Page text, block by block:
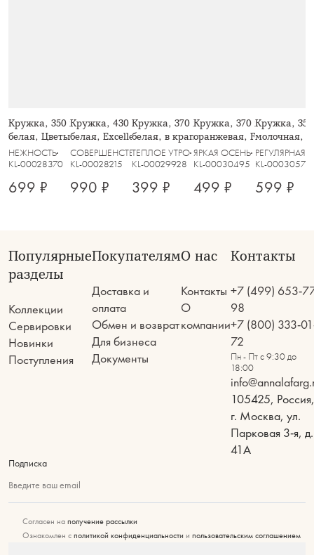
Кружка, 350 мл, 2 шт, фарфор P,
белая, Цветы и листья, Florance
НЕЖНОСТЬ
KL-00028370
699 ₽
Кружка, 430 мл, 2 шт, фарфор F,
белая, Excellence
СОВЕРШЕНСТВО
KL-00028215
990 ₽
Кружка, 370 мл, 2 шт, керамика,
белая, в крапинку, Scanno
ТЕПЛОЕ УТРО
KL-00029928
399 ₽
Кружка, 370 мл, фарфор
оранжевая, Fall stories,
ЯРКАЯ ОСЕНЬ
KL-00030495
499 ₽
Кружка,
молочная,
РЕГУЛЯРНАЯ
KL-00030579
599 ₽
Популярные
разделы
Коллекции
Сервировки
Новинки
Поступления
Покупателям
Доставка и
оплата
Обмен и возврат
Для бизнеса
Документы
О нас
Контакты
О
компании
Контакты
+7 (499) 653-
98
+7 (800) 333-
72
Пн - Пт с 9:30 до
18:00
105425, Россия,
г. Москва, ул.
Парковая 3-я, д.
41А
Подписка
Введите ваш email
Согласен на получение рассылки
Ознакомлен с политикой конфиденциальности и пользовательским соглашением